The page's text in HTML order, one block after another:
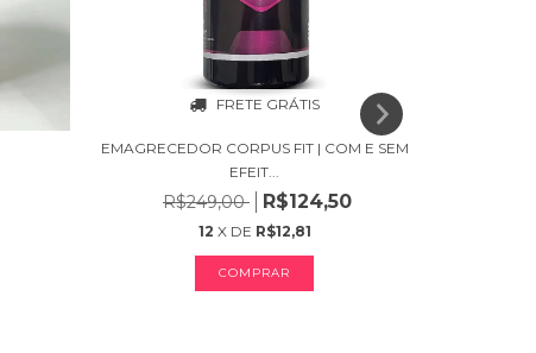
FRETE GRÁTIS
EMAGRECEDOR CORPUS FIT | COM E SEM
EFEIT...
R$249,00 R$124,50
12 X DE R$12,81
COMPRAR